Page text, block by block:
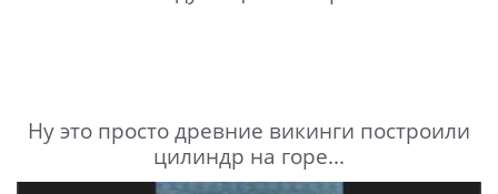
Ну это просто древние викинги построили
цилиндр на горе...